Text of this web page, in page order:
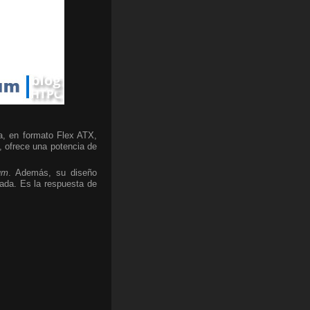
en formato Flex ATX,
ofrece una potencia de
. Además, su diseño
Es la respuesta de